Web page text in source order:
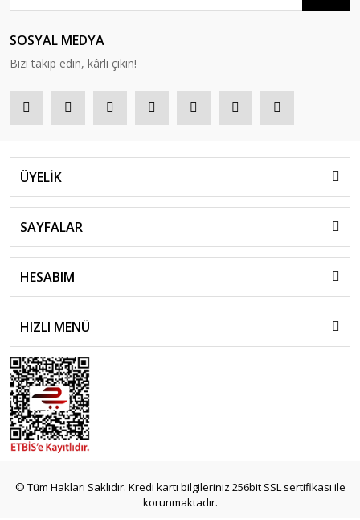
SOSYAL MEDYA
Bizi takip edin, kârlı çıkın!
ÜYELİK
SAYFALAR
HESABIM
HIZLI MENÜ
© Tüm Hakları Saklıdır. Kredi kartı bilgileriniz 256bit SSL sertifikası ile
korunmaktadır.